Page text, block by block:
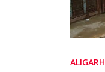
ALIGARH